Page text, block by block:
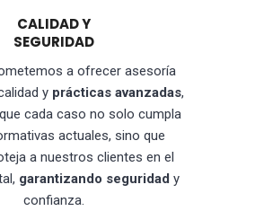
CALIDAD Y
SEGURIDAD
a ofrecer asesoría
y prácticas avanzadas,
cada caso no solo cumpla
actuales, sino que
a nuestros clientes en el
garantizando seguridad y
confianza.